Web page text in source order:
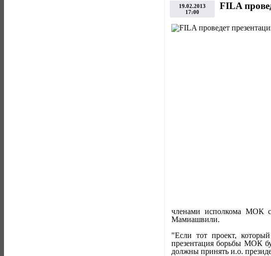
19.02.2013
17:00
FILA
членами исполкома МОК
Мамиашвили.
"Если тот проект,
презентация борьбы МОК
должны принять и.о.